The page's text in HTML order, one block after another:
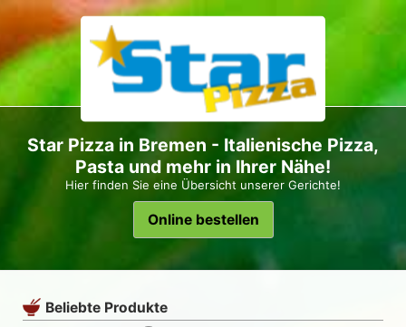
Star Pizza in Bremen - Italienische Pizza,
Pasta und mehr in Ihrer Nähe!
Hier finden Sie eine Übersicht unserer Gerichte!
Online bestellen
Beliebte Produkte